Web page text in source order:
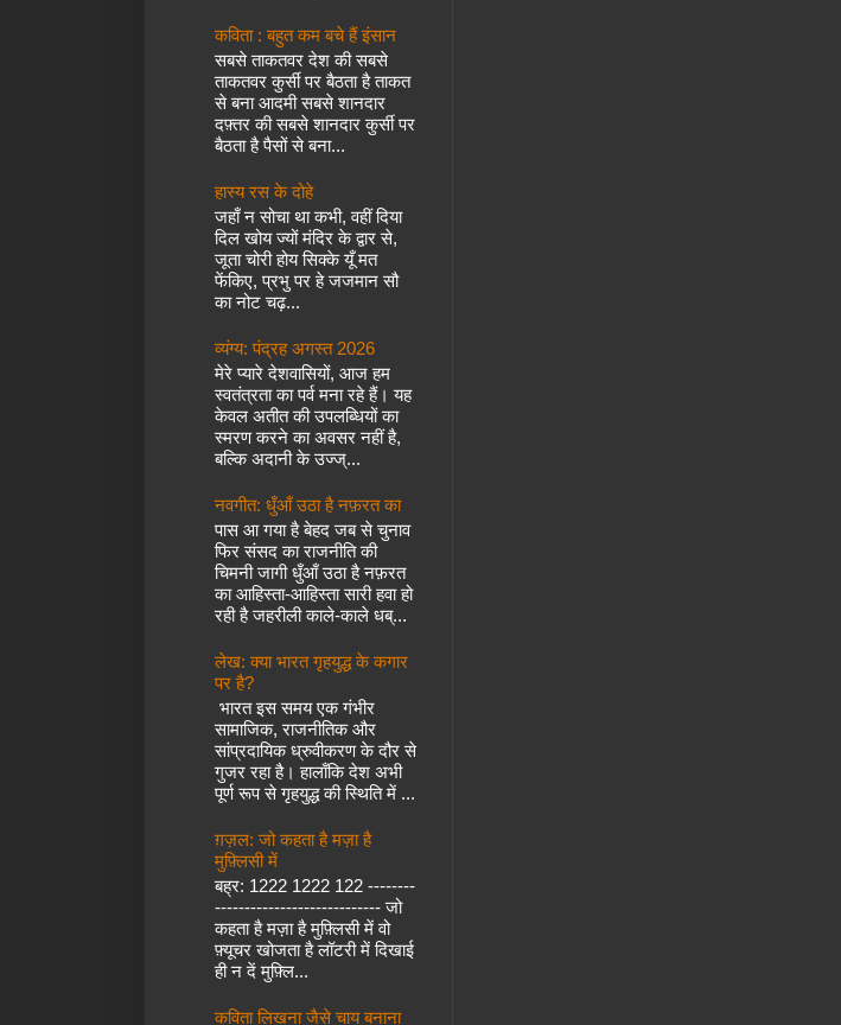
कविता : बहुत कम बचे हैं इंसान
सबसे ताकतवर देश की सबसे
ताकतवर कुर्सी पर बैठता है ताकत
से बना आदमी सबसे शानदार
दफ़्तर की सबसे शानदार कुर्सी पर
बैठता है पैसों से बना...
हास्य रस के दोहे
जहाँ न सोचा था कभी, वहीं दिया
दिल खोय ज्यों मंदिर के द्वार से,
जूता चोरी होय सिक्के यूँ मत
फेंकिए, प्रभु पर हे जजमान सौ
का नोट चढ़...
व्यंग्य: पंद्रह अगस्त 2026
मेरे प्यारे देशवासियों, आज हम
स्वतंत्रता का पर्व मना रहे हैं। यह
केवल अतीत की उपलब्धियों का
स्मरण करने का अवसर नहीं है,
बल्कि अदानी के उज्ज्...
नवगीत: धुँआँ उठा है नफ़रत का
पास आ गया है बेहद जब से चुनाव
फिर संसद का राजनीति की
चिमनी जागी धुँआँ उठा है नफ़रत
का आहिस्ता-आहिस्ता सारी हवा हो
रही है जहरीली काले-काले धब्...
लेख: क्या भारत गृहयुद्ध के कगार
पर है?
भारत इस समय एक गंभीर
सामाजिक, राजनीतिक और
सांप्रदायिक ध्रुवीकरण के दौर से
गुजर रहा है। हालाँकि देश अभी
पूर्ण रूप से गृहयुद्ध की स्थिति में ...
ग़ज़ल: जो कहता है मज़ा है
मुफ़्लिसी में
बह्र: 1222 1222 122 --------
---------------------------- जो
कहता है मज़ा है मुफ़्लिसी में वो
फ़्यूचर खोजता है लॉटरी में दिखाई
ही न दें मुफ़्लि...
कविता लिखना जैसे चाय बनाना